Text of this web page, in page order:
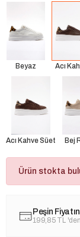
Beyaz Acı
Acı Kahve Süet Bej
Ürün stokta
Peşin
199,85 TL